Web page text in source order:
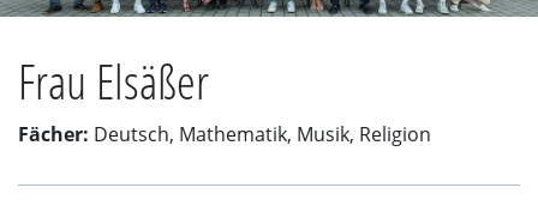
Frau Elsäßer
Fächer: Deutsch, Mathematik, Musik, Religion